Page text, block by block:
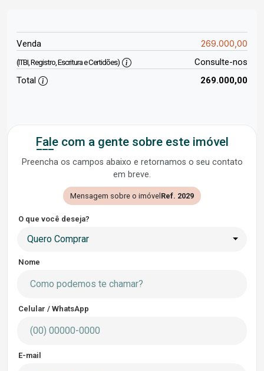
Venda 269.000,00
(ITBI, Registro, Escritura e Certidões)
Consulte-nos
Total
269.000,00
Fale com a gente sobre este imóvel
Preencha os campos abaixo e retornamos o seu contato
em breve.
Mensagem sobre o imóvel Ref. 2029
O que você deseja?
Quero Comprar
Nome
Celular / WhatsApp
E-mail